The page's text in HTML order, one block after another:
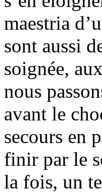
maestria
sont aussi
soignée,
nous
avant le
secours en
finir par le
la fois, un